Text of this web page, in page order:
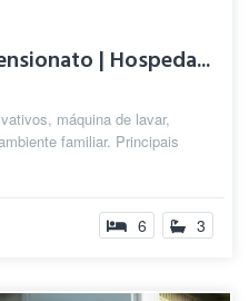
| Hospeda...
máquina de lavar,
familiar. Principais
6 3